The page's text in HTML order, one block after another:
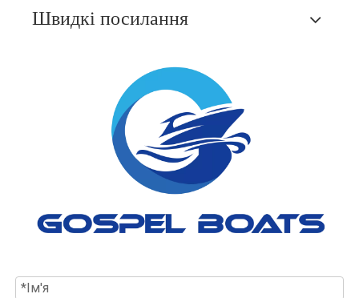
Швидкі посилання